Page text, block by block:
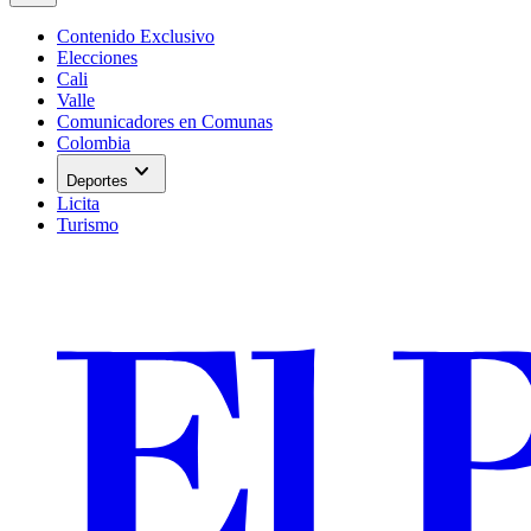
Contenido Exclusivo
Elecciones
Cali
Valle
Comunicadores en Comunas
Colombia
Deportes expand_more
Licita
Turismo